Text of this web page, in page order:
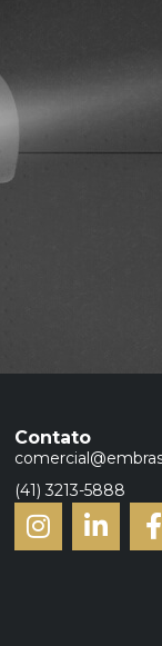
Contato
(41) 3213-5888